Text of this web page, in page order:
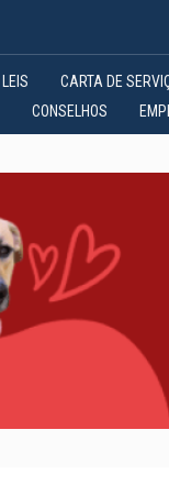
LEIS CARTA DE
CONSELHOS